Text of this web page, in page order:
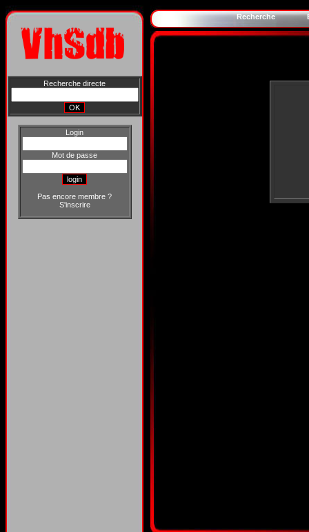
Recherche directe
Login
Mot de passe
Pas encore membre ?
S'inscrire
Recherche